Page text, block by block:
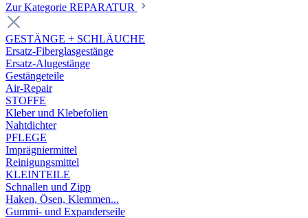
Zur Kategorie REPARATUR
GESTÄNGE + SCHLÄUCHE
Ersatz-Fiberglasgestänge
Ersatz-Alugestänge
Gestängeteile
Air-Repair
STOFFE
Kleber und Klebefolien
Nahtdichter
PFLEGE
Imprägniermittel
Reinigungsmittel
KLEINTEILE
Schnallen und Zipp
Haken, Ösen, Klemmen...
Gummi- und Expanderseile